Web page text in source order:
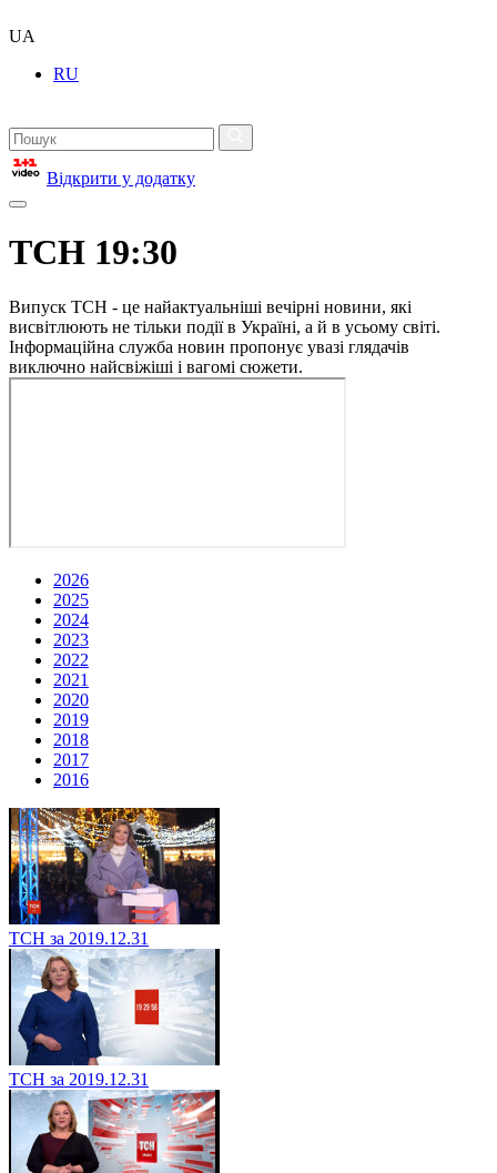
UA
RU
Відкрити у додатку
ТСН 19:30
Випуск ТСН - це найактуальніші вечірні новини, які
висвітлюють не тільки події в Україні, а й в усьому світі.
Інформаційна служба новин пропонує увазі глядачів
виключно найсвіжіші і вагомі сюжети.
2026
2025
2024
2023
2022
2021
2020
2019
2018
2017
2016
ТСН за 2019.12.31
ТСН за 2019.12.31